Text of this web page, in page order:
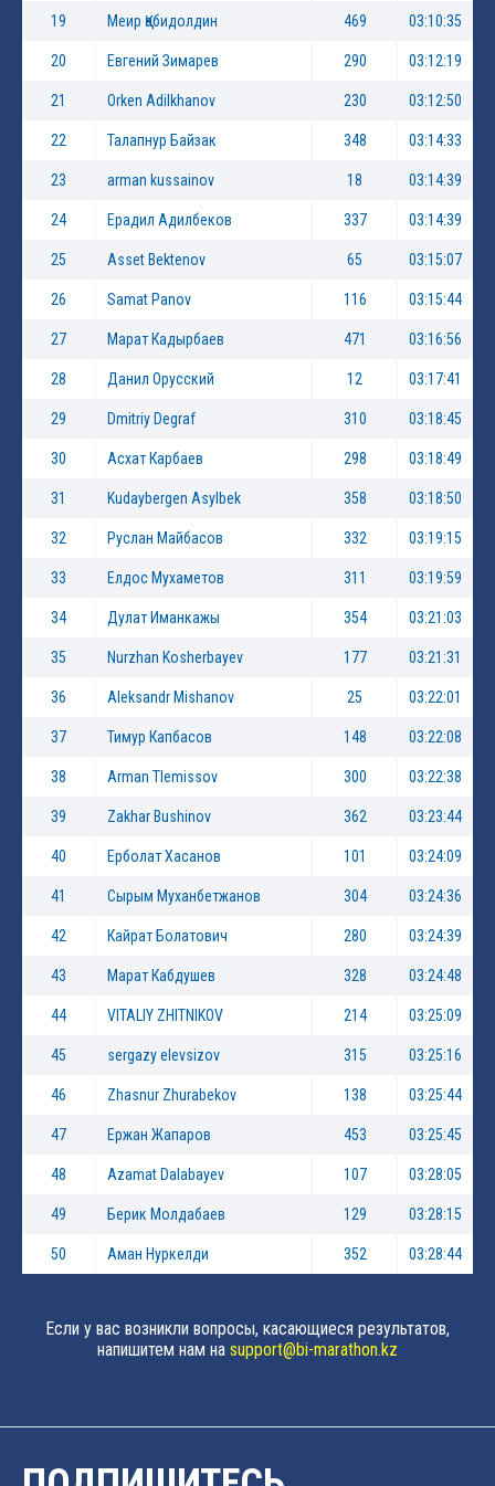
19 Меир Қабидолдин 469 03:10:35
20 Евгений Зимарев 290 03:12:19
21 Orken Adilkhanov 230 03:12:50
22 Талапнур Байзак 348 03:14:33
23 arman kussainov 18 03:14:39
24 Ерадил Адилбеков 337 03:14:39
25 Asset Bektenov 65 03:15:07
26 Samat Panov 116 03:15:44
27 Марат Кадырбаев 471 03:16:56
28 Данил Орусский 12 03:17:41
29 Dmitriy Degraf 310 03:18:45
30 Асхат Карбаев 298 03:18:49
31 Kudaybergen Asylbek 358 03:18:50
32 Руслан Майбасов 332 03:19:15
33 Елдос Мухаметов 311 03:19:59
34 Дулат Иманкажы 354 03:21:03
35 Nurzhan Kosherbayev 177 03:21:31
36 Aleksandr Mishanov 25 03:22:01
37 Тимур Капбасов 148 03:22:08
38 Arman Tlemissov 300 03:22:38
39 Zakhar Bushinov 362 03:23:44
40 Ерболат Хасанов 101 03:24:09
41 Сырым Муханбетжанов 304 03:24:36
42 Кайрат Болатович 280 03:24:39
43 Марат Кабдушев 328 03:24:48
44 VITALIY ZHITNIKOV 214 03:25:09
45 sergazy elevsizov 315 03:25:16
46 Zhasnur Zhurabekov 138 03:25:44
47 Ержан Жапаров 453 03:25:45
48 Azamat Dalabayev 107 03:28:05
49 Берик Молдабаев 129 03:28:15
50 Аман Нуркелди 352 03:28:44
Если у вас возникли вопросы, касающиеся результатов,
напишитем нам на support@bi-marathon.kz